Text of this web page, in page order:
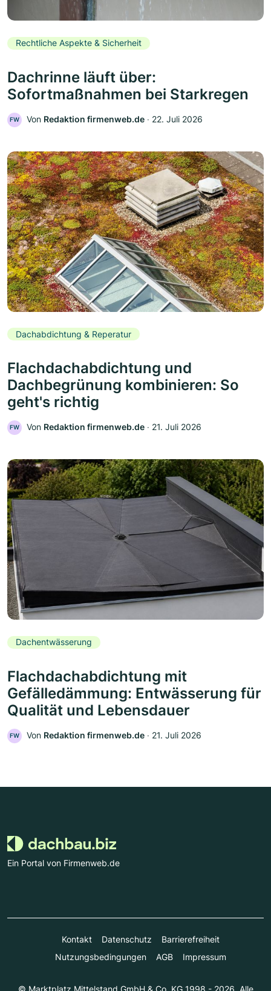
Rechtliche Aspekte & Sicherheit
Dachrinne läuft über:
Sofortmaßnahmen bei Starkregen
FW Von Redaktion firmenweb.de ‧ 22. Juli 2026
Dachabdichtung & Reperatur
Flachdachabdichtung und
Dachbegrünung kombinieren: So
geht's richtig
FW Von Redaktion firmenweb.de ‧ 21. Juli 2026
Dachentwässerung
Flachdachabdichtung mit
Gefälledämmung: Entwässerung für
Qualität und Lebensdauer
FW Von Redaktion firmenweb.de ‧ 21. Juli 2026
Ein Portal von Firmenweb.de
Kontakt Datenschutz
Barrierefreiheit
Nutzungsbedingungen
AGB Impressum